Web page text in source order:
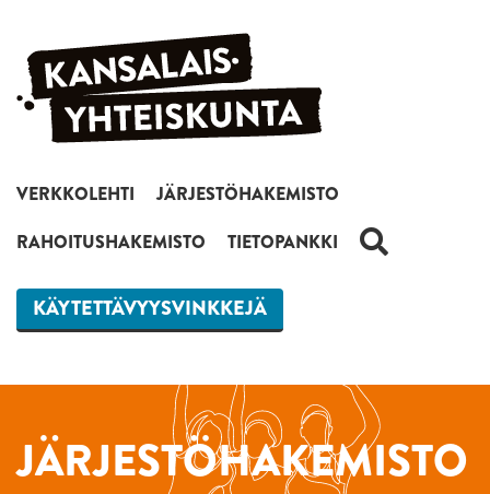
Siirry sisältöön
VERKKOLEHTI
JÄRJESTÖHAKEMISTO
RAHOITUSHAKEMISTO
TIETOPANKKI HAKU
KÄYTETTÄVYYSVINKKEJÄ
JÄRJESTÖHAKEMISTO